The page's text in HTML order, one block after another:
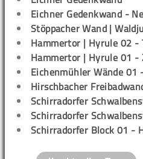
Eichner Gedenkwand -
Stöppacher Wand |
Hammertor | Hyrule 02 -
Hammertor | Hyrule 01 -
Eichenmühler Wände 01
Hirschbacher
Schirradorfer
Schirradorfer
Schirradorfer Block 01 -